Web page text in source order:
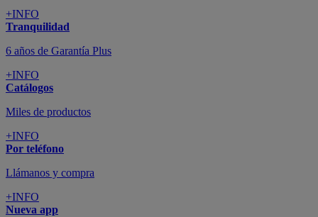
+INFO
Tranquilidad
6 años de Garantía Plus
+INFO
Catálogos
Miles de productos
+INFO
Por teléfono
Llámanos y compra
+INFO
Nueva app